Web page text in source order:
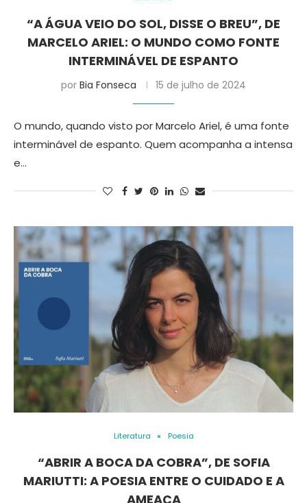
“A ÁGUA VEIO DO SOL, DISSE O BREU”, DE
MARCELO ARIEL: O MUNDO COMO FONTE
INTERMINÁVEL DE ESPANTO
por Bia Fonseca 15 de julho de 2024
O mundo, quando visto por Marcelo Ariel, é uma fonte
interminável de espanto. Quem acompanha a intensa
e…
Literatura Poesia
“ABRIR A BOCA DA COBRA”, DE SOFIA
MARIUTTI: A POESIA ENTRE O CUIDADO E A
AMEAÇA